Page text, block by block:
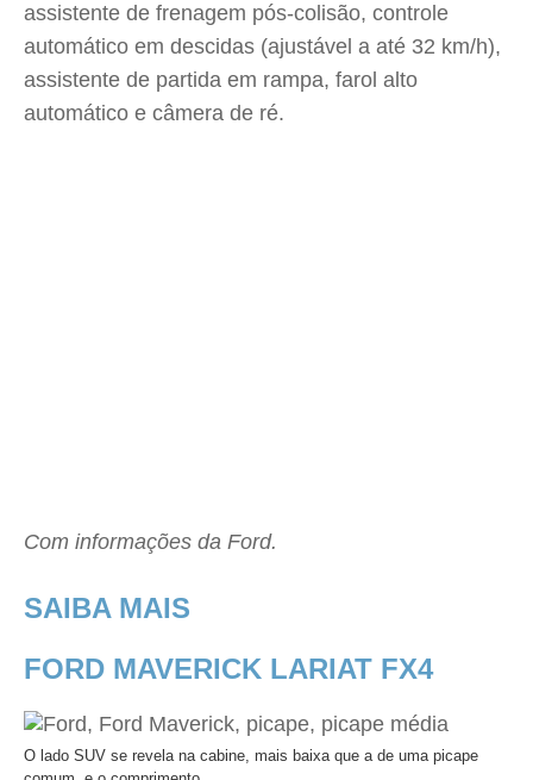
assistente de frenagem pós-colisão, controle
automático em descidas (ajustável a até 32 km/h),
assistente de partida em rampa, farol alto
automático e câmera de ré.
Com informações da Ford.
SAIBA MAIS
FORD MAVERICK LARIAT FX4
O lado SUV se revela na cabine, mais baixa que a de uma picape